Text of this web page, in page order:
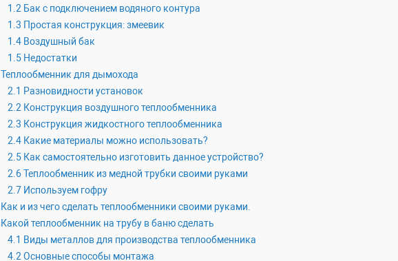
1.2 Бак с подключением водяного контура
1.3 Простая конструкция: змеевик
1.4 Воздушный бак
1.5 Недостатки
Теплообменник для дымохода
2.1 Разновидности установок
2.2 Конструкция воздушного теплообменника
2.3 Конструкция жидкостного теплообменника
2.4 Какие материалы можно использовать?
2.5 Как самостоятельно изготовить данное устройство?
2.6Теплообменник из медной трубки своими руками
2.7 Используем гофру
Как и из чего сделать теплообменники своими руками.
Какой теплообменник на трубу в баню сделать
4.1 Виды металлов для производства теплообменника
4.2 Основные способы монтажа